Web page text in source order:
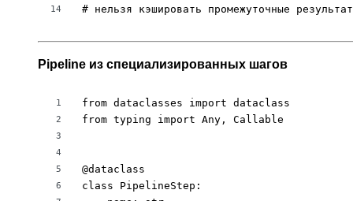
14
# нельзя кэшировать промежуточные
Pipeline из специализированных шагов
1
2
3
4
5
6
from dataclasses import dataclass
from typing import Any, Callable
@dataclass
class PipelineStep: